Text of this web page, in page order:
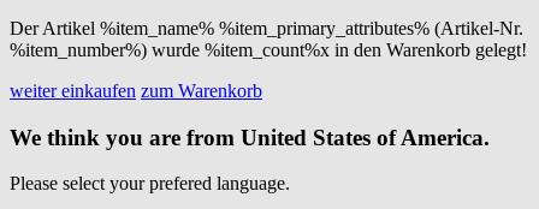
Der Artikel %item_name% %item_primary_attributes% (Artikel-Nr.
%item_number%) wurde %item_count%x in den Warenkorb gelegt!
weiter einkaufen zum Warenkorb
We think you are from United States of America.
Please select your prefered language.